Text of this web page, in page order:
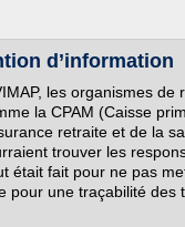
d’information
les organismes
la CPAM (Caisse
retraite et de la
trouver les
était fait pour ne pas
pour une traçabilité des